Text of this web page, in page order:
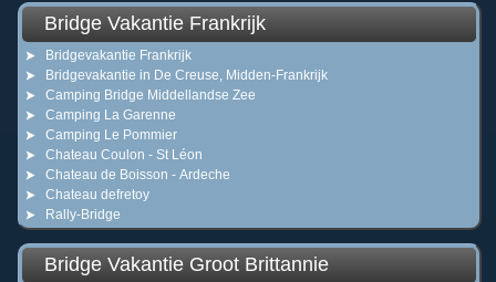
Bridge Vakantie Frankrijk
Bridgevakantie Frankrijk
Bridgevakantie in De Creuse, Midden-Frankrijk
Camping Bridge Middellandse Zee
Camping La Garenne
Camping Le Pommier
Chateau Coulon - St Léon
Chateau de Boisson - Ardeche
Chateau defretoy
Rally-Bridge
Bridge Vakantie Groot Brittannie